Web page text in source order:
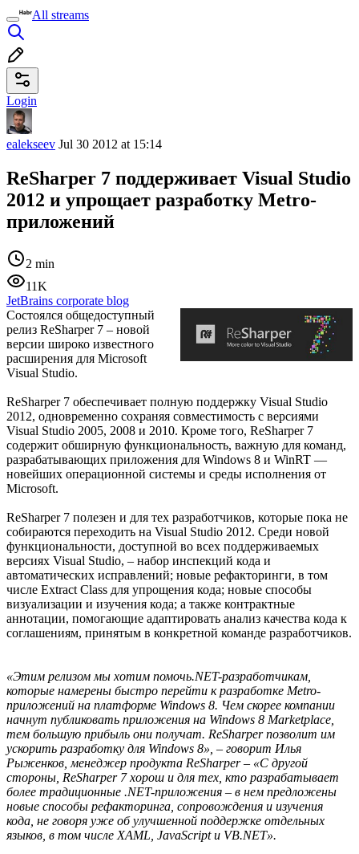
All streams
Login
ealekseev Jul 30 2012 at 15:14
ReSharper 7 поддерживает Visual Studio
2012 и упрощает разработку Metro-
приложений
2 min
11K
JetBrains corporate blog
Состоялся общедоступный
релиз ReSharper 7 – новой
версии широко известного
расширения для Microsoft
Visual Studio.
ReSharper 7 обеспечивает полную поддержку Visual Studio
2012, одновременно сохраняя совместимость с версиями
Visual Studio 2005, 2008 и 2010. Кроме того, ReSharper 7
содержит обширную функциональность, важную для команд,
разрабатывающих приложения для Windows 8 и WinRT —
новейших операционной системы и среды исполнения от
Microsoft.
ReSharper 7 полезен и для тех разработчиков, которые пока не
собираются переходить на Visual Studio 2012. Среди новой
функциональности, доступной во всех поддерживаемых
версиях Visual Studio, – набор инспекций кода и
автоматических исправлений; новые рефакторинги, в том
числе Extract Class для упрощения кода; новые способы
визуализации и изучения кода; а также контрактные
аннотации, помогающие адаптировать анализ качества кода к
соглашениям, принятым в конкретной команде разработчиков.
«Этим релизом мы хотим помочь.NET-разработчикам,
которые намерены быстро перейти к разработке Metro-
приложений на платформе Windows 8. Чем скорее компании
начнут публиковать приложения на Windows 8 Marketplace,
тем большую прибыль они получат. ReSharper позволит им
ускорить разработку для Windows 8», – говорит Илья
Рыженков, менеджер продукта ReSharper – «С другой
стороны, ReSharper 7 хорош и для тех, кто разрабатывает
более традиционные .NET-приложения – в нем предложены
новые способы рефакторинга, сопровождения и изучения
кода, не говоря уже об улучшенной поддержке отдельных
языков, в том числе XAML, JavaScript и VB.NET».